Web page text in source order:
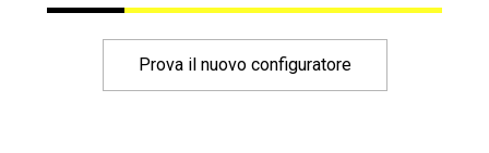
Prova il nuovo configuratore